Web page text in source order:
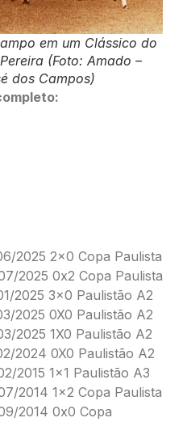
em um Clássico do
(Foto: Amado –
dos Campos)
2025 2×0 Copa Paulista
2025 0x2 Copa Paulista
2025 3×0 Paulistão A2
2025 0X0 Paulistão A2
2025 1X0 Paulistão A2
2024 0X0 Paulistão A2
2015 1×1 Paulistão A3
2014 1×2 Copa Paulista
2014 0x0 Copa